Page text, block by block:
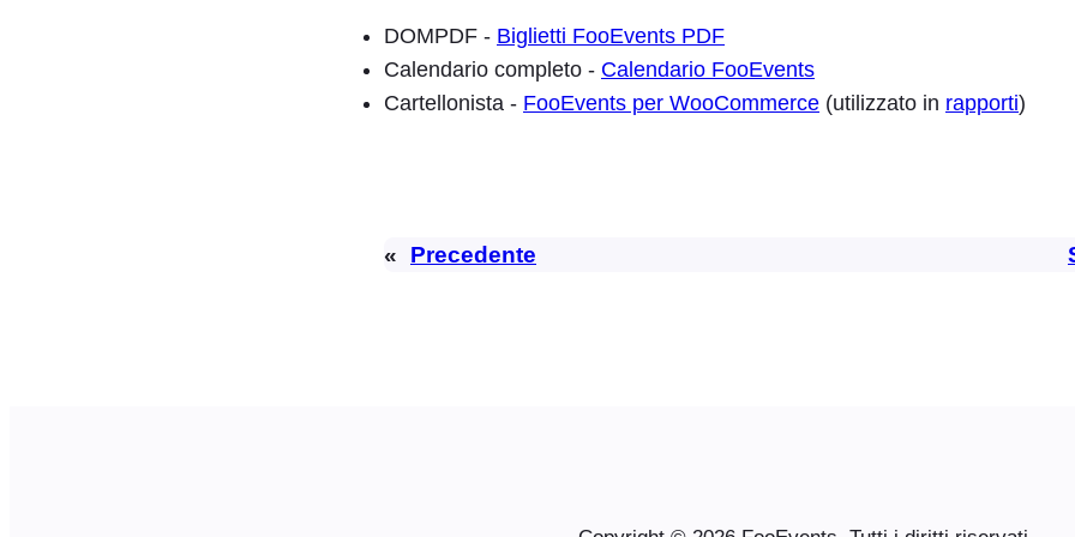
DOMPDF - Biglietti FooEvents PDF
Calendario completo - Calendario FooEvents
Cartellonista - FooEvents per WooCommerce (utilizzato in rapporti)
« Precedente